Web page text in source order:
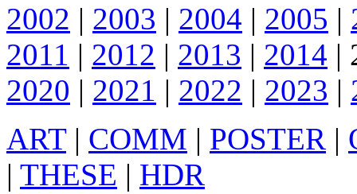
2002 | 2003 | 2004 | 2005 |
2011 | 2012 | 2013 | 2014 |
2020 | 2021 | 2022 | 2023 |
ART| COMM | POSTER |
| THESE | HDR